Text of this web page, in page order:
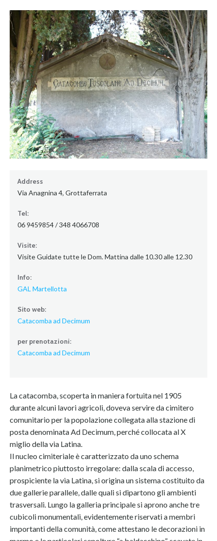
Address
Via Anagnina 4, Grottaferrata
Tel:
06 9459854 / 348 4066708
Visite:
Visite Guidate tutte le Dom. Mattina dalle 10.30 alle 12.30
Info:
GAL Martellotta
Sito web:
Catacomba ad Decimum
per prenotazioni:
Catacomba ad Decimum
La catacomba, scoperta in maniera fortuita nel 1905
durante alcuni lavori agricoli, doveva servire da cimitero
comunitario per la popolazione collegata alla stazione di
posta denominata Ad Decimum, perché collocata al X
miglio della via Latina.
Il nucleo cimiteriale è caratterizzato da uno schema
planimetrico piuttosto irregolare: dalla scala di accesso,
prospiciente la via Latina, si origina un sistema costituito da
due gallerie parallele, dalle quali si dipartono gli ambienti
trasversali. Lungo la galleria principale si aprono anche tre
cubicoli monumentali, evidentemente riservati a membri
importanti della comunità, come attestano le decorazioni in